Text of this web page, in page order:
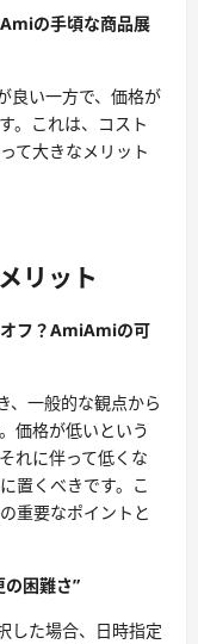
の手頃な商品展
良い一方で、価格が
。これは、コスト
て大きなメリット
リット
オフ？AmiAmiの可
、一般的な観点から
価格が低いという
れに伴って低くな
置くべきです。こ
重要なポイントと
の困難さ”
した場合、日時指定